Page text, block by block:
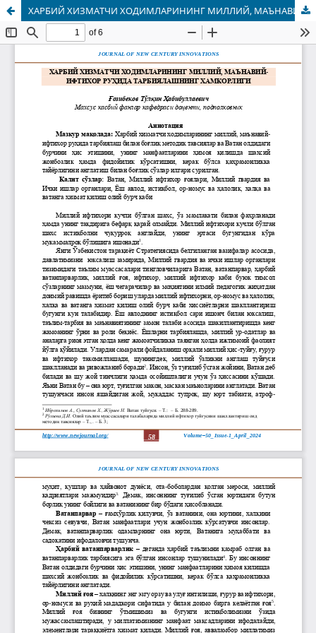
ХАРБИЙ ХИЗМАТЧИ ХОДИМЛАРИНИНГ МИЛЛИЙ, МАЪНАВИЙ- ИФТИХОР РУҲИДА ТАРБИЯЛАШНИНГ ХАМКОРЛИГИ